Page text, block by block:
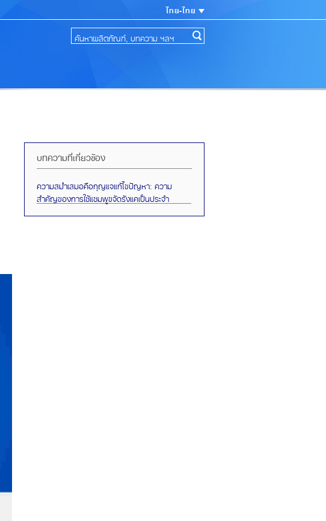
ไทย-ไทย
บทความที่เกี่ยวข้อง
ความสม่ำเสมอคือกุญแจแก้ไขปัญหา: ความ
สำคัญของการใช้แชมพูขจัดรังแคเป็นประจำ